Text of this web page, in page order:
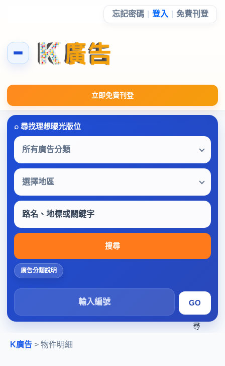
立即免費刊登
忘記密碼 登入 免費刊登
所有廣告分類
選擇地區
搜尋
廣告分類說明
搜
尋
K廣告 > 物件明細